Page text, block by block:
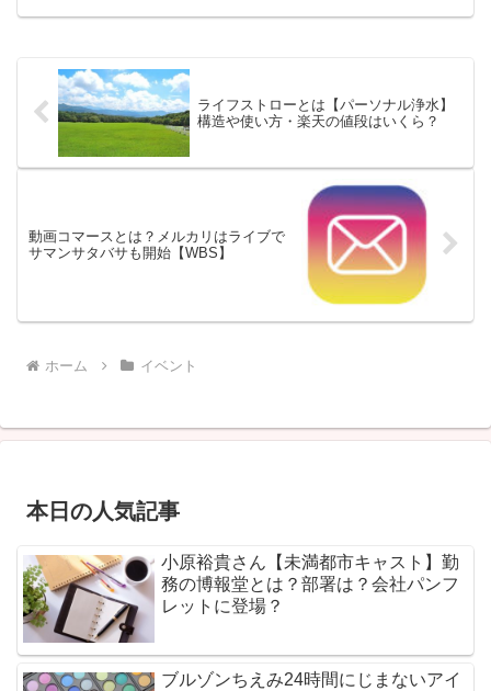
ライフストローとは【パーソナル浄水】
構造や使い方・楽天の値段はいくら？
動画コマースとは？メルカリはライブで
サマンサタバサも開始【WBS】
ホーム イベント
本日の人気記事
小原裕貴さん【未満都市キャスト】勤
務の博報堂とは？部署は？会社パンフ
レットに登場？
ブルゾンちえみ24時間にじまないアイ